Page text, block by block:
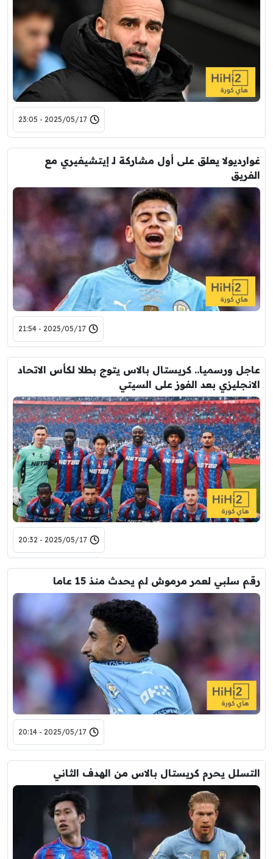
2025/05/17 - 23:05
غوارديولا يعلق على أول مشاركة لـ إيتشيفيري مع
الفريق
2025/05/17 - 21:54
عاجل ورسميا.. كريستال بالاس يتوج بطلا لكأس الاتحاد
الانجليزي بعد الفوز على السيتي
2025/05/17 - 20:32
رقم سلبي لعمر مرموش لم يحدث منذ 15 عاما
2025/05/17 - 20:14
التسلل يحرم كريستال بالاس من الهدف الثاني